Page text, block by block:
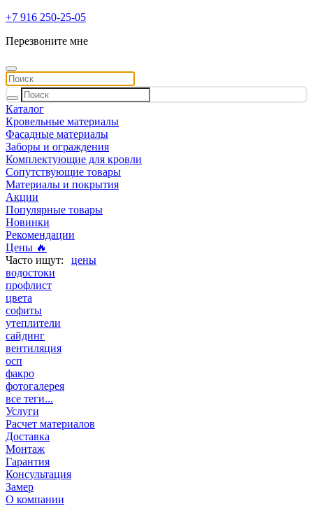
+7 916 250-25-05
Перезвоните мне
Каталог
Кровельные материалы
Фасадные материалы
Заборы и ограждения
Комплектующие для кровли
Сопутствующие товары
Материалы и покрытия
Акции
Популярные товары
Новинки
Рекомендации
Цены 🔥
цены
водостоки
профлист
цвета
софиты
утеплители
сайдинг
вентиляция
осп
факро
фотогалерея
все теги...
Услуги
Расчет материалов
Доставка
Монтаж
Гарантия
Консультация
Замер
О компании